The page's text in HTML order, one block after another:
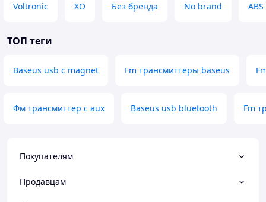
Voltronic XO Без бренда No brand ABS
ТОП теги
Baseus usb c magnet Fm трансмиттеры baseus
Фм трансмиттер с aux Baseus usb bluetooth Fm
Покупателям
Продавцам